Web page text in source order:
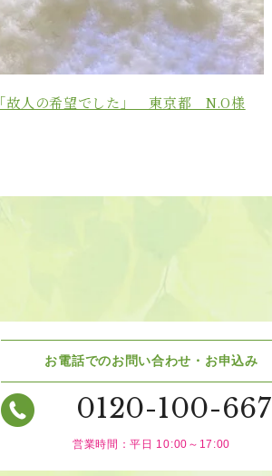
「故人の希望でした」 東京都 N.O様
お電話でのお問い合わせ・お申込み
0120-100-667
営業時間：平日 10:00～17:00